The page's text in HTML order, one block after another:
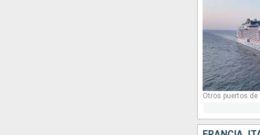
Otros puertos de